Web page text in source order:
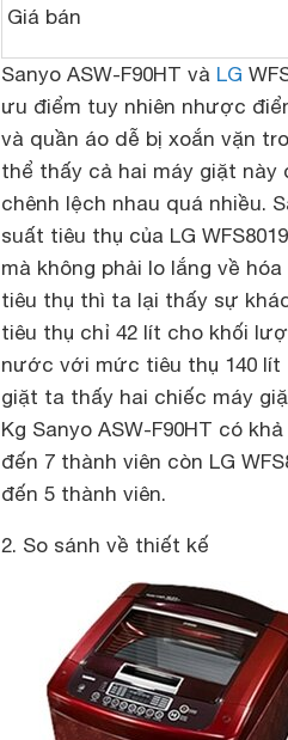
Giá bán
Sanyo ASW-F90HT và LG
ưu điểm tuy nhiên nhược
và quần áo dễ bị xoắn vặn
thể thấy cả hai máy giặt này
chênh lệch nhau quá nhiều.
suất tiêu thụ của LG
mà không phải lo lắng về
tiêu thụ thì ta lại thấy sự
tiêu thụ chỉ 42 lít cho khối
nước với mức tiêu thụ 140 lít
giặt ta thấy hai chiếc máy
Kg Sanyo ASW-F90HT có
đến 7 thành viên còn LG
đến 5 thành viên.
2. So sánh về thiết kế